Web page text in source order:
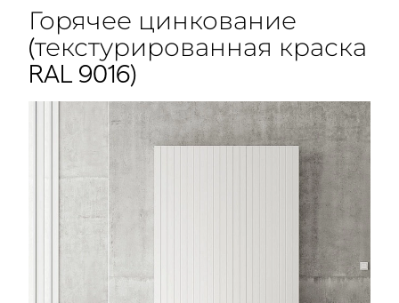
Горячее цинкование
(текстурированная краска
RAL 9016)